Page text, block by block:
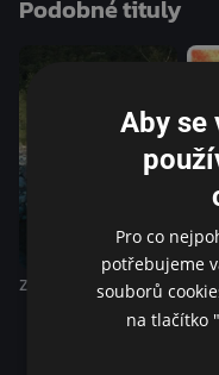
ikonografii
competition 2019 San
Film Festival 2019
Podobné tituly
Začátek
Aby se
Pro co
potřebujeme
souborů
na tlačítko